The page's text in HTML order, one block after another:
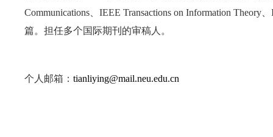
Communications
IEEE Transactions on Information Theory
篇。担任多个国际期刊的审稿人。
个人邮箱： tianliying@mail.neu.edu.cn